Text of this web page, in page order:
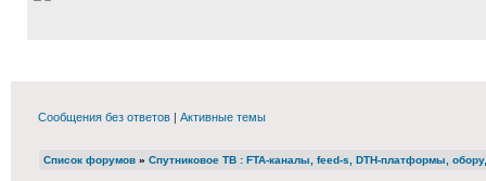
Сообщения без ответов | Активные темы
Список форумов » Cпутниковое ТВ : FTA-каналы, feed-s, DTH-платформы,